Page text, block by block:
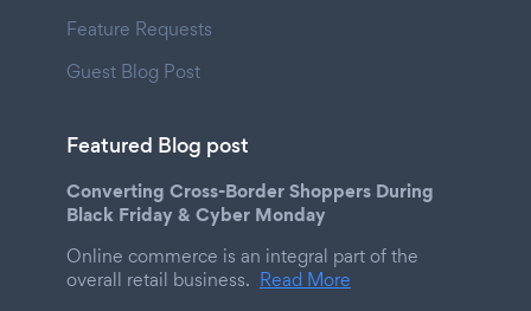
Feature Requests
Guest Blog Post
Featured Blog post
Converting Cross-Border Shoppers During
Black Friday & Cyber Monday
Online commerce is an integral part of the
overall retail business. Read More